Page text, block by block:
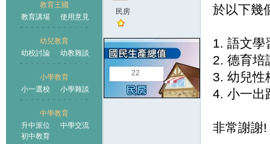
教育王國
教育講場
使用意見
幼兒教育
幼校討論
幼教雜談
小學教育
小一選校
小學雜談
中學教育
升中派位
中學交流
初中教育
王國
民房
22
於以下幾
1. 語文學
2. 德育培
3. 幼兒性
4. 小一出
非常謝謝!